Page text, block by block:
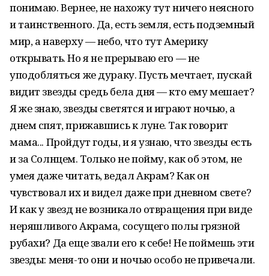
понимаю. Вернее, не нахожу тут ничего неясного
и таинственного. Да, есть земля, есть подземный
мир, а наверху — небо, что тут Америку
открывать. Но я не прерываю его — не
уподобляться же дураку. Пусть мечтает, пускай
видит звезды средь бела дня — кто ему мешает?
Я же знаю, звезды светятся и играют ночью, а
днем спят, прижавшись к луне. Так говорит
мама... Пройдут годы, и я узнаю, что звезды есть
и за Солнцем. Только не пойму, как об этом, не
умея даже читать, ведал Акрам? Как он
чувствовал их и видел даже при дневном свете?
И как у звезд не возникало отвращения при виде
неряшливого Акрама, сосущего полы грязной
рубахи? Да еще звали его к себе! Не поймешь эти
звезды: меня-то они и ночью особо не привечали.